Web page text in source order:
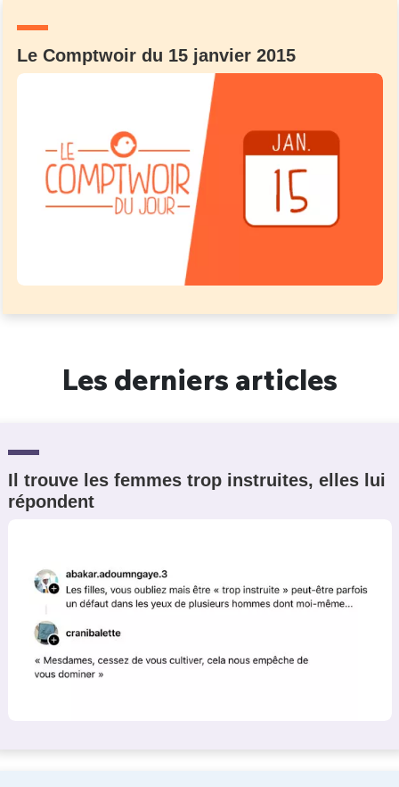
Le Comptwoir du 15 janvier 2015
Les derniers articles
Il trouve les femmes trop instruites, elles lui
répondent
Un Thread
C'EST PARTI